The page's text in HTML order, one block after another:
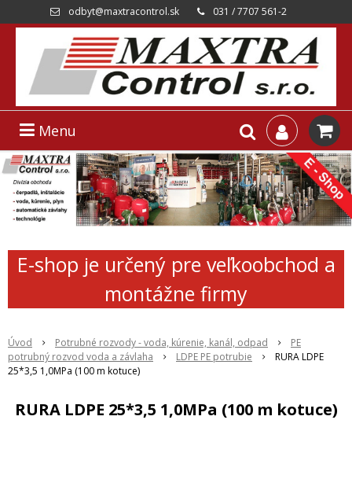
odbyt@maxtracontrol.sk 031 / 7707 561-2
Menu
E-shop je určený pre veľkoobchod a
montážne firmy
Úvod Potrubné rozvody - voda, kúrenie, kanál, odpad
PE
potrubný rozvod voda a závlaha
LDPE PE potrubie
RURA LDPE
25*3,5 1,0MPa (100 m kotuce)
RURA LDPE 25*3,5 1,0MPa (100 m kotuce)